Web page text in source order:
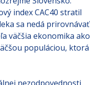
Slovensko.
index CAC40 stratil
sa nedá prirovnávať
väčšia ekonomika ako
populáciou, ktorá